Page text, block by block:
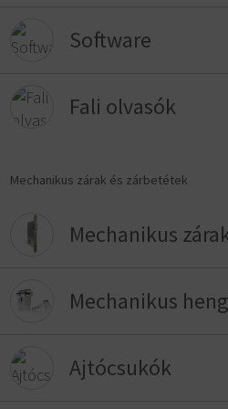
Software
Fali olvasók
Mechanikus zárak és zárbetétek
Mechanikus
Mechanikus
Ajtócsukók